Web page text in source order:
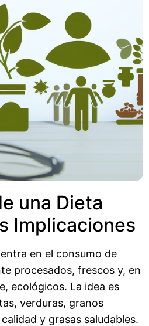
una Dieta
Implicaciones
en el consumo de
procesados, frescos y, en
ecológicos. La idea es
verduras, granos
y grasas saludables.